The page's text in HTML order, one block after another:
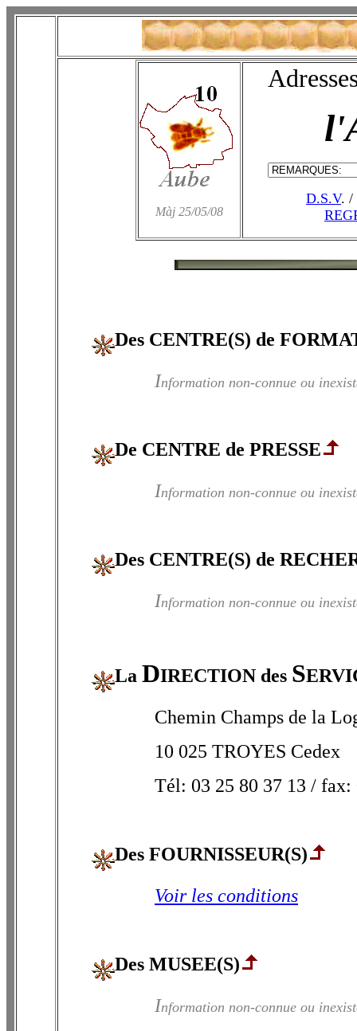
Màj 25/05/08
D.S.V. /
Des CENTRE(S) de
Information non-connue ou
De CENTRE de PRESSE
Information non-connue ou
Des CENTRE(S) de
Information non-connue ou
La DIRECTION des S
Chemin Champs de la
10 025 TROYES Cedex
Tél: 03 25 80 37 13 / fax:
Des FOURNISSEUR(S)
Voir les conditions
Des MUSEE(S)
Information non-connue ou